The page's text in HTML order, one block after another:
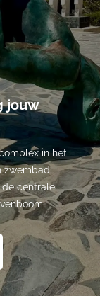
jouw
in het
zwembad.
de centrale